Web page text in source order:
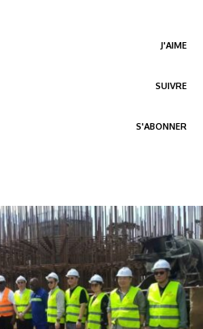
J'AIME
SUIVRE
S'ABONNER